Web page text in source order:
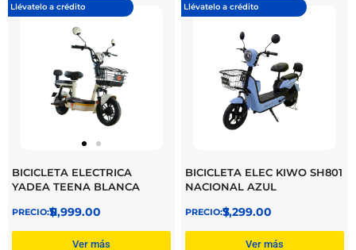
Llévatelo a crédito
BICICLETA ELECTRICA
YADEA TEENA BLANCA
$
11,999.00
Ver más
Llévatelo a crédito
BICICLETA ELEC KIWO SH801
NACIONAL AZUL
$
7,299.00
Ver más